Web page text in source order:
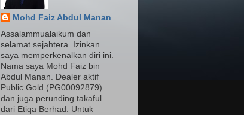
Mohd Faiz Abdul Manan
Assalammualaikum dan
selamat sejahtera. Izinkan
saya memperkenalkan diri ini.
Nama saya Mohd Faiz bin
Abdul Manan. Dealer aktif
Public Gold (PG00092879)
dan juga perunding takaful
dari Etiqa Berhad. Untuk